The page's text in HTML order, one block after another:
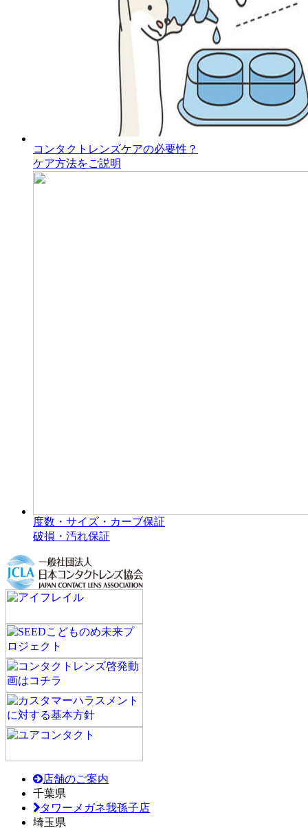
コンタクトレンズケアの必要性？
ケア方法をご説明
度数・サイズ・カーブ保証
破損・汚れ保証
店舗のご案内
千葉県
タワーメガネ我孫子店
埼玉県